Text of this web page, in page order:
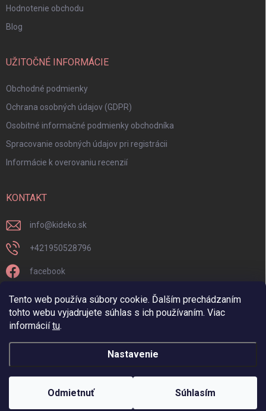
Tento web používa súbory cookie. Ďalším prechádzaním
tohto webu vyjadrujete súhlas s ich používaním. Viac
informáciítu.
Nastavenie
Odmietnuť Súhlasím
Hodnotenie obchodu
Blog
UŽITOČNÉ INFORMÁCIE
Obchodné podmienky
Ochrana osobných údajov (GDPR)
Osobitné informačné podmienky obchodníka
Spracovanie osobných údajov pri registrácii
Informácie k overovaniu recenzií
KONTAKT
info@kideko.sk
+421950528796
facebook
kideko.sk/
Vytvoril Shoptet
Copyright 2026 . Všetky práva vyhradené.